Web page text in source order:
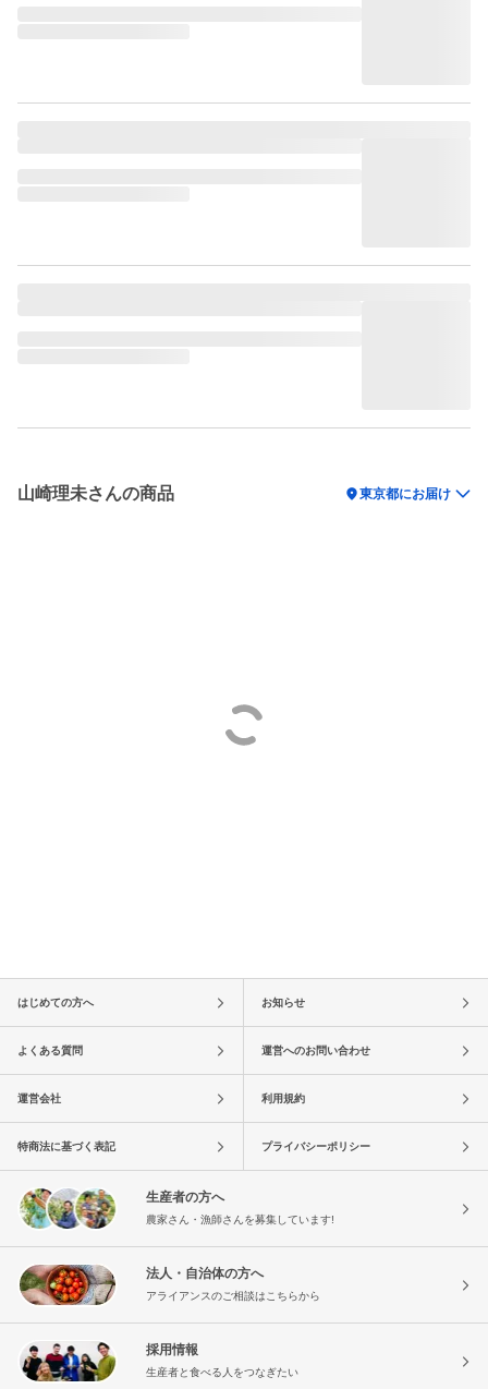
山崎理未さんの商品 location_on東京都にお届け
はじめての方へ お知らせ
よくある質問 運営へのお問い合わせ
運営会社 利用規約
特商法に基づく表記 プライバシーポリシー
生産者の方へ
農家さん・漁師さんを募集しています!
法人・自治体の方へ
アライアンスのご相談はこちらから
採用情報
生産者と食べる人をつなぎたい